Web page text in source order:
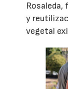
Rosaleda,
y
vegetal